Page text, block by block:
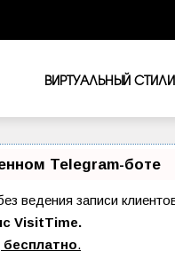
ВИРТУАЛЬНЫЙ
Telegram-боте
ведения записи
VisitTime.
.